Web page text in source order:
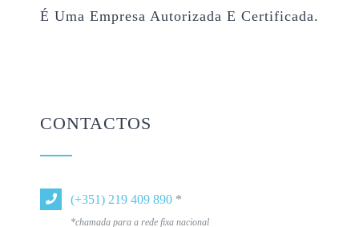
É Uma Empresa Autorizada E Certificada.
CONTACTOS
(+351) 219 409 890 *
*chamada para a rede fixa nacional